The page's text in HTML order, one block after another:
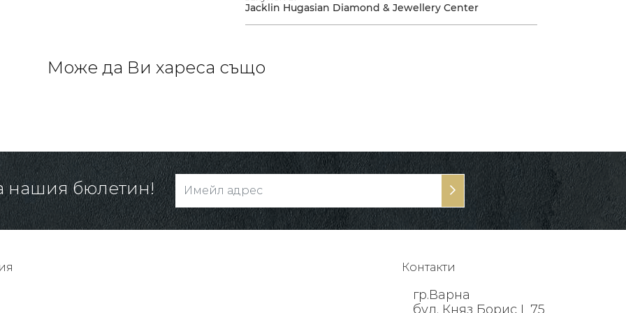
Jacklin Hugasian Diamond & Jewellery Center
Може да Ви хареса също
нашия бюлетин!
Контакти
гр.Варна
бул. Княз Борис I, 75